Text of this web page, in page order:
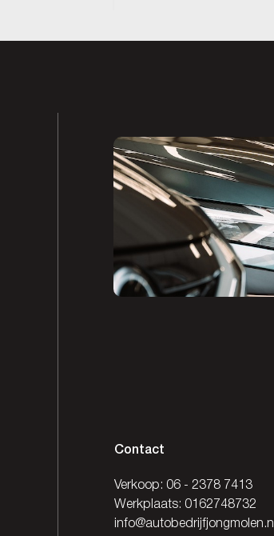
Contact
Verkoop: 06 - 2378 7413
Werkplaats: 0162748732
info@autobedrijfjongmolen.nl